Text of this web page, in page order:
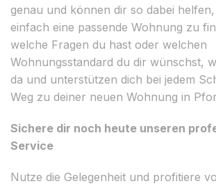
genau und können dir so dabei
einfach eine passende Wohnung zu
welche Fragen du hast oder welchen
Wohnungsstandard du dir wünschst,
da und unterstützen dich bei jedem
Weg zu deiner neuen Wohnung in
Sichere dir noch heute unseren
Service
Nutze die Gelegenheit und profitiere